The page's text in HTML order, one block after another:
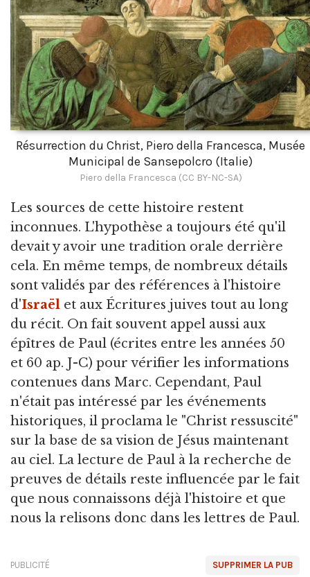
Résurrection du Christ, Piero della Francesca, Musée
Municipal de Sansepolcro (Italie)
Piero della Francesca (CC BY-NC-SA)
Les sources de cette histoire restent
inconnues. L'hypothèse a toujours été qu'il
devait y avoir une tradition orale derrière
cela. En même temps, de nombreux détails
sont validés par des références à l'histoire
d'Israël et aux Écritures juives tout au long
du récit. On fait souvent appel aussi aux
épîtres de Paul (écrites entre les années 50
et 60 ap. J-C) pour vérifier les informations
contenues dans Marc. Cependant, Paul
n'était pas intéressé par les événements
historiques, il proclama le "Christ ressuscité"
sur la base de sa vision de Jésus maintenant
au ciel. La lecture de Paul à la recherche de
preuves de détails reste influencée par le fait
que nous connaissons déjà l'histoire et que
nous la relisons donc dans les lettres de Paul.
SUPPRIMER LA PUB
PUBLICITÉ